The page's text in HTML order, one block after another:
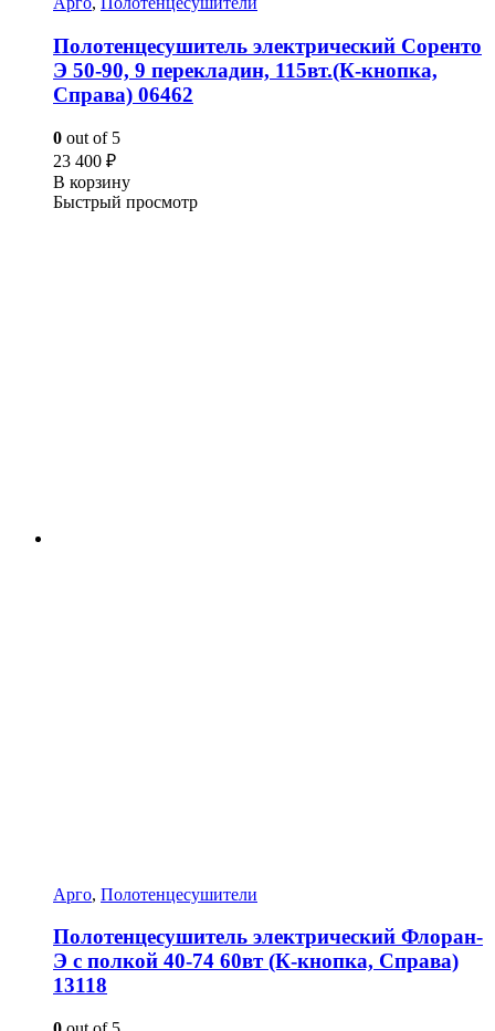
Полотенцесушитель электрический Соренто
Э 50-90, 9 перекладин, 115вт.(К-кнопка,
Справа) 06462
0 out of 5
23 400 ₽
В корзину
Быстрый просмотр
Арго, Полотенцесушители
Полотенцесушитель электрический Флоран-
Э с полкой 40-74 60вт (К-кнопка, Справа)
13118